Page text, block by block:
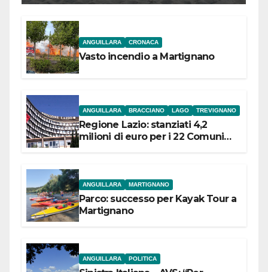
ANGUILLARA CRONACA
Vasto incendio a Martignano
ANGUILLARA BRACCIANO LAGO TREVIGNANO
Regione Lazio: stanziati 4,2
milioni di euro per i 22 Comuni
ANGUILLARA MARTIGNANO
Parco: successo per Kayak Tour a
Martignano
ANGUILLARA POLITICA